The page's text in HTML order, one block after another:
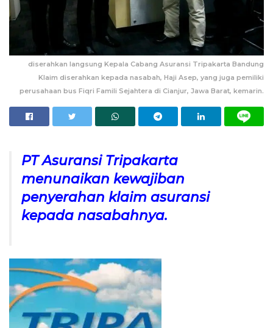
diserahkan langsung Kepala Cabang Asuransi Tripakarta Bandung
Klaim diserahkan kepada nasabah, Haji Asep, yang juga pemiliki
perusahaan bus Fiqri Famili Sejahtera di Cianjur, Jawa Barat, kemarin.
PT Asuransi Tripakarta
menunaikan kewajiban
penyerahan klaim asuransi
kepada nasabahnya.